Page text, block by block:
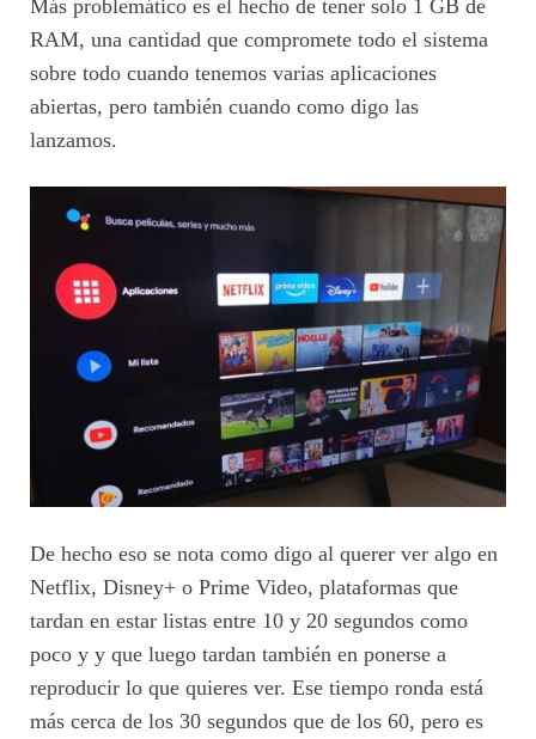
Más problemático es el hecho de tener solo 1 GB de
RAM, una cantidad que compromete todo el sistema
sobre todo cuando tenemos varias aplicaciones
abiertas, pero también cuando como digo las
lanzamos.
De hecho eso se nota como digo al querer ver algo en
Netflix, Disney+ o Prime Video, plataformas que
tardan en estar listas entre 10 y 20 segundos como
poco y y que luego tardan también en ponerse a
reproducir lo que quieres ver. Ese tiempo ronda está
más cerca de los 30 segundos que de los 60, pero es